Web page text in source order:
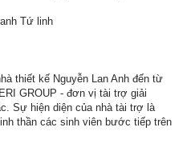
Tứ linh
thiết kế Nguyễn Lan Anh đến từ
GROUP - đơn vị tài trợ giải
Sự hiện diện của nhà tài trợ là
thần các sinh viên bước tiếp trên